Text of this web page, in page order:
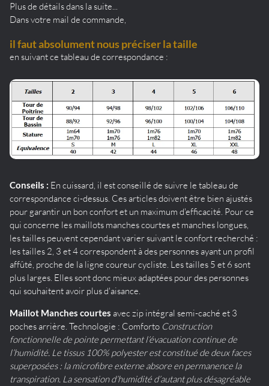
Plus de détails dans la suite...
Dans votre mail de commande,
il faut absolument nous préciser la taille
en suivant ce tableau de correspondance :
Conseils : En cuissard, il est conseillé de suivre le tableau de
correspondance ci-dessus. Ces articles doivent être bien ajustés
pour garantir un bon confort et un maximum d'efficacité. Pour ce
qui concerne les maillots manches courtes et manches longues,
les tailles peuvent cependant varier suivant le confort recherché :
les tailles 2, 3 et 4 correspondent à des personnes ayant un profil
affûté, proche de la ligne coureur cycliste. Les tailles 5 et 6 sont
plus larges. Elles sont donc mieux adaptées pour des personnes
qui souhaitent avoir plus d'aisance.
Maillot Manches courtes avec zip intégral semi-caché et 3
poches arrière. Technologie : Comforto Construction
fonctionnelle de pointe permettant l’évacuation continue de
l’humidité. Le tissus 100% polyester est constitué de deux faces
superposées : la microfibre externe absore en permanence la
transpiration. La sensation d’humidité d’autant plus désagréable